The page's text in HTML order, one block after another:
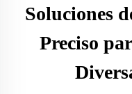
Soluciones
Preciso